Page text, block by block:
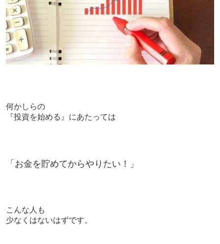
何かしらの
『投資を始める』にあたっては
「お金を貯めてからやりたい！」
こんな人も
少なくはないはずです。